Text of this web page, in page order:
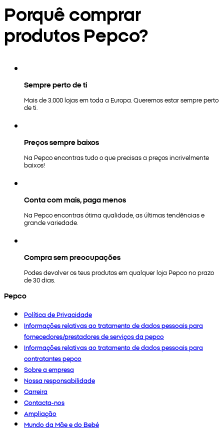
Porquê comprar
produtos Pepco?
Sempre perto de ti
Mais de 3.000 lojas em toda a Europa. Queremos estar sempre perto
de ti.
Preços sempre baixos
Na Pepco encontras tudo o que precisas a preços incrivelmente
baixos!
Conta com mais, paga menos
Na Pepco encontras ótima qualidade, as últimas tendências e
grande variedade.
Compra sem preocupações
Podes devolver os teus produtos em qualquer loja Pepco no prazo
de 30 dias.
Pepco
Política de Privacidade
Informações relativas ao tratamento de dados pessoais para
fornecedores/prestadores de serviços da pepco
Informações relativas ao tratamento de dados pessoais para
contratantes pepco
Sobre a empresa
Nossa responsabilidade
Carreira
Contacta-nos
Ampliação
Mundo da Mãe e do Bebé